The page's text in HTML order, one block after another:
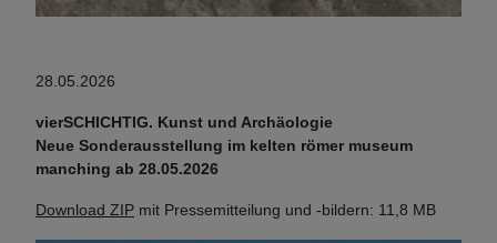
28.05.2026
vierSCHICHTIG. Kunst und Archäologie
Neue Sonderausstellung im kelten römer museum
manching ab 28.05.2026
Download ZIP mit Pressemitteilung und -bildern: 11,8 MB